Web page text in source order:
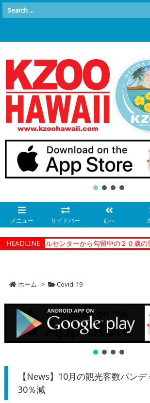
メニュー サイドバー 前へ
HEADLINE
レクショナルセンターから勾留中の２０歳の
ホーム > Covid-19
【News】10月の観光客数パン
30％減